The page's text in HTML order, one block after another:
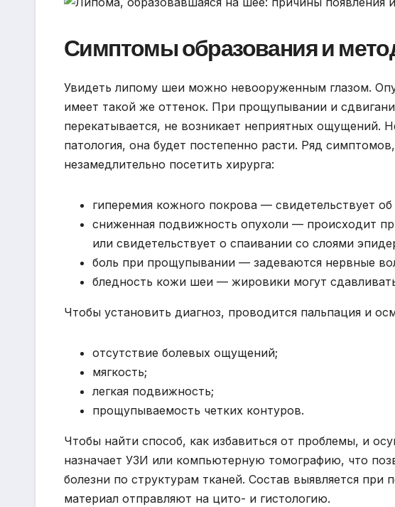
Симптомы образования и
Увидеть липому шеи можно невооруженным глазом.
имеет такой же оттенок. При прощупывании и
перекатывается, не возникает неприятных ощущений.
патология, она будет постепенно расти. Ряд
незамедлительно посетить хирурга:
гиперемия кожного покрова — свидетельствует
сниженная подвижность опухоли — происходит
или свидетельствует о спаивании со слоями
боль при прощупывании — задеваются нервные
бледность кожи шеи — жировики могут
Чтобы установить диагноз, проводится пальпация и
отсутствие болевых ощущений;
мягкость;
легкая подвижность;
прощупываемость четких контуров.
Чтобы найти способ, как избавиться от проблемы, и
назначает УЗИ или компьютерную томографию, что
болезни по структурам тканей. Состав выявляется
материал отправляют на цито- и гистологию.